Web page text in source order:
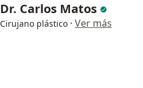
Dr. Carlos Matos
Cirujano plástico · Ver más